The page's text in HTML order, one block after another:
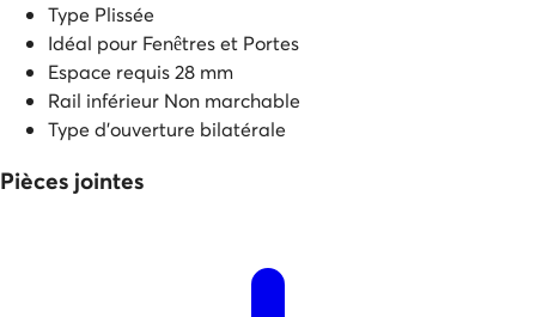
Type Plissée
Idéal pour Fenêtres et Portes
Espace requis28 mm
Rail inférieur Non marchable
Type d'ouverture bilatérale
Pièces jointes